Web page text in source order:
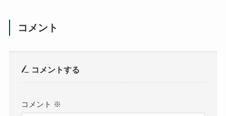
コメント
コメントする
コメント ※